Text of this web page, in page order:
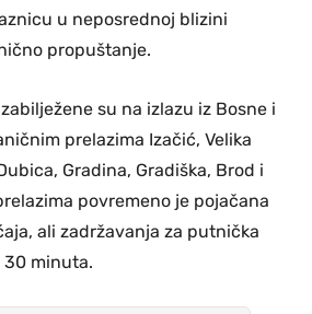
u neposrednoj blizini
propuštanje.
su na izlazu iz Bosne i
prelazima Izačić, Velika
Gradina, Gradiška, Brod i
povremeno je pojačana
ali zadržavanja za putnička
30 minuta.